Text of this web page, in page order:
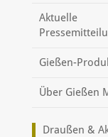
Aktuelle
Gießen-
Über Gießen
Draußen &